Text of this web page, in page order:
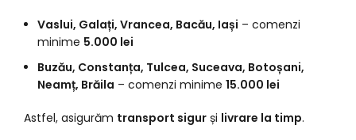
Vaslui, Galați, Vrancea, Bacău, Iași – comenzi
minime 5.000 lei
Buzău, Constanța, Tulcea, Suceava, Botoșani,
Neamț, Brăila – comenzi minime 15.000 lei
Astfel, asigurăm transport sigur și livrare la timp.